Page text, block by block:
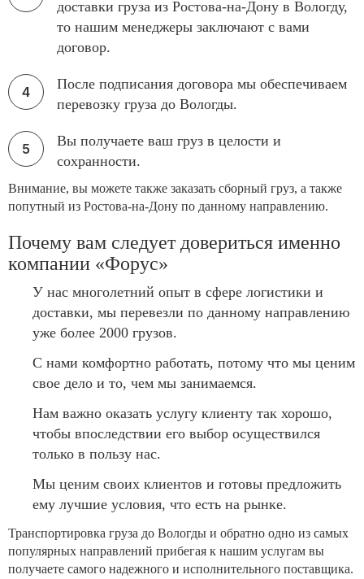
доставки груза из Ростова-на-Дону в Вологду,
то нашим менеджеры заключают с вами
договор.
После подписания договора мы обеспечиваем
перевозку груза до Вологды.
Вы получаете ваш груз в целости и
сохранности.
Внимание, вы можете также заказать сборный груз, а также
попутный из Ростова-на-Дону по данному направлению.
Почему вам следует довериться именно
компании «Форус»
У нас многолетний опыт в сфере логистики и
доставки, мы перевезли по данному направлению
уже более 2000 грузов.
С нами комфортно работать, потому что мы ценим
свое дело и то, чем мы занимаемся.
Нам важно оказать услугу клиенту так хорошо,
чтобы впоследствии его выбор осуществился
только в пользу нас.
Мы ценим своих клиентов и готовы предложить
ему лучшие условия, что есть на рынке.
Транспортировка груза до Вологды и обратно одно из самых
популярных направлений прибегая к нашим услугам вы
получаете самого надежного и исполнительного поставщика.